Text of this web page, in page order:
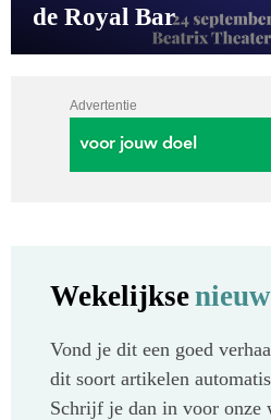
de Royal Bar
Advertentie
Wekelijkse
Vond je dit een goed
dit soort artikelen
Schrijf je dan in voor onze